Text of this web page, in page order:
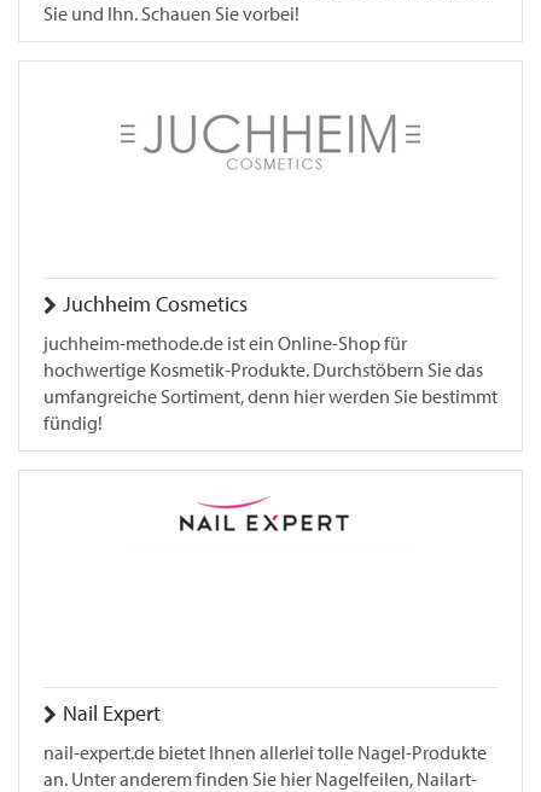
Sie und Ihn. Schauen Sie vorbei!
Juchheim Cosmetics
juchheim-methode.de ist ein Online-Shop für
hochwertige Kosmetik-Produkte. Durchstöbern Sie das
umfangreiche Sortiment, denn hier werden Sie bestimmt
fündig!
Nail Expert
nail-expert.de bietet Ihnen allerlei tolle Nagel-Produkte
an. Unter anderem finden Sie hier Nagelfeilen, Nailart-